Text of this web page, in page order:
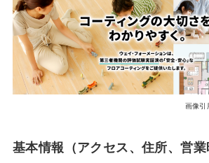
画像引
基本情報（アクセス、住所、営業